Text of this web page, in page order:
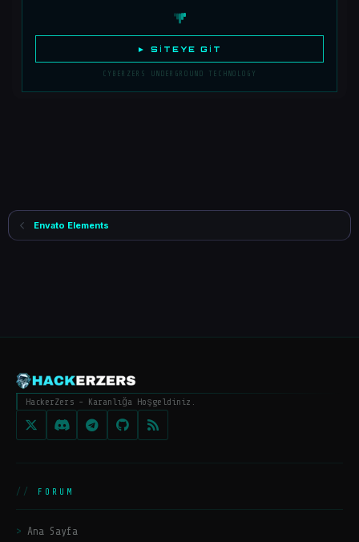
► SITEYE GIT
CYBERZERS UNDERGROUND TECHNOLOGY
Envato Elements
HackerZers - Karanlığa Hoşgeldiniz.
FORUM
Ana Sayfa